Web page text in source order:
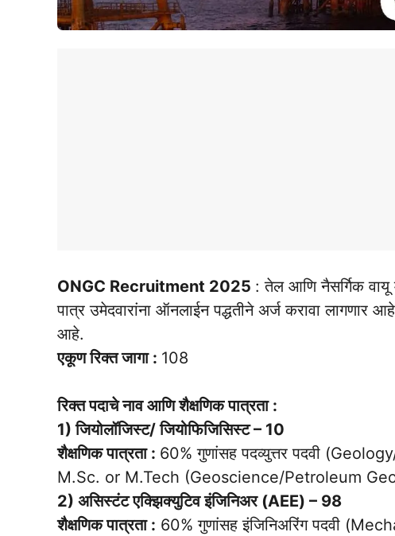
ONGC Recruitment 2025 : तेल आणि नैसर्गिक वायू
पात्र उमेदवारांना ऑनलाईन पद्धतीने अर्ज करावा लागणार
आहे.
एकूण रिक्त जागा : 108
रिक्त पदाचे नाव आणि शैक्षणिक पात्रता :
1) जियोलॉजिस्ट/ जियोफिजिसिस्ट – 10
शैक्षणिक पात्रता : 60% गुणांसह पदव्युत्तर पदवी
M.Sc. or M.Tech (Geoscience/Petroleum
2) असिस्टंट एक्झिक्युटिव इंजिनिअर (AEE) – 98
शैक्षणिक पात्रता : 60% गुणांसह इंजिनिअरिंग पदवी